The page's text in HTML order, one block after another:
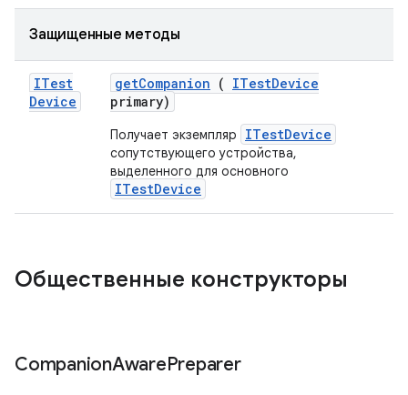
Защищенные методы
ITest
Device
getCompanion ( ITestDevice
primary)
Получает экземпляр ITestDevice
сопутствующего устройства,
выделенного для основного
ITestDevice
Общественные конструкторы
CompanionAwarePreparer